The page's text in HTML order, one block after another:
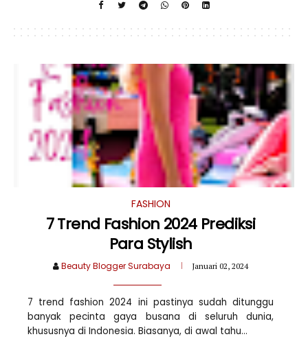
FASHION
7 Trend Fashion 2024 Prediksi
Para Stylish
Beauty Blogger Surabaya Januari 02, 2024
7 trend fashion 2024 ini pastinya sudah ditunggu
banyak pecinta gaya busana di seluruh dunia,
khususnya di Indonesia. Biasanya, di awal tahu...